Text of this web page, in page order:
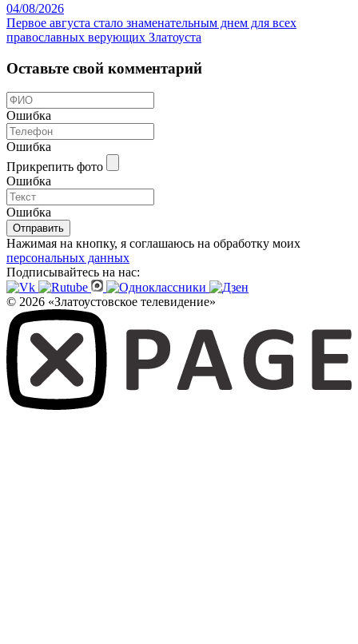
04/08/2026
Первое августа стало знаменательным днем для всех
православных верующих Златоуста
Оставьте свой комментарий
Ошибка
Ошибка
Прикрепить фото
Ошибка
Ошибка
Отправить
Нажимая на кнопку, я соглашаюсь на обработку моих
персональных данных
Подписывайтесь на нас:
© 2026 «Златоустовское телевидение»